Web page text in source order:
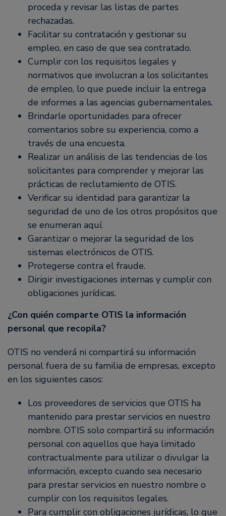
proceda y revisar las listas de partes
rechazadas.
Facilitar su contratación y gestionar su
empleo, en caso de que sea contratado.
Cumplir con los requisitos legales y
normativos que involucran a los solicitantes
de empleo, lo que puede incluir la entrega
de informes a las agencias gubernamentales.
Brindarle oportunidades para ofrecer
comentarios sobre su experiencia, como a
través de una encuesta.
Realizar un análisis de las tendencias de los
solicitantes para comprender y mejorar las
prácticas de reclutamiento de OTIS.
Verificar su identidad para garantizar la
seguridad de uno de los otros propósitos que
se enumeran aquí.
Garantizar o mejorar la seguridad de los
sistemas electrónicos de OTIS.
Protegerse contra el fraude.
Dirigir investigaciones internas y cumplir con
obligaciones jurídicas.
¿Con quién comparte OTIS la información
personal que recopila?
OTIS no venderá ni compartirá su información
personal fuera de su familia de empresas, excepto
en los siguientes casos:
Los proveedores de servicios que OTIS ha
mantenido para prestar servicios en nuestro
nombre. OTIS solo compartirá su información
personal con aquellos que haya limitado
contractualmente para utilizar o divulgar la
información, excepto cuando sea necesario
para prestar servicios en nuestro nombre o
cumplir con los requisitos legales.
Para cumplir con obligaciones jurídicas, lo que